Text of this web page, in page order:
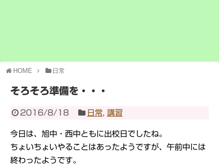
HOME 日常
そろそろ準備を・・・
2016/8/18 日常 ,講習
今日は、旭中・西中ともに出校日でしたね。
ちょいちょいやることはあったようですが、午前中には
終わったようです。